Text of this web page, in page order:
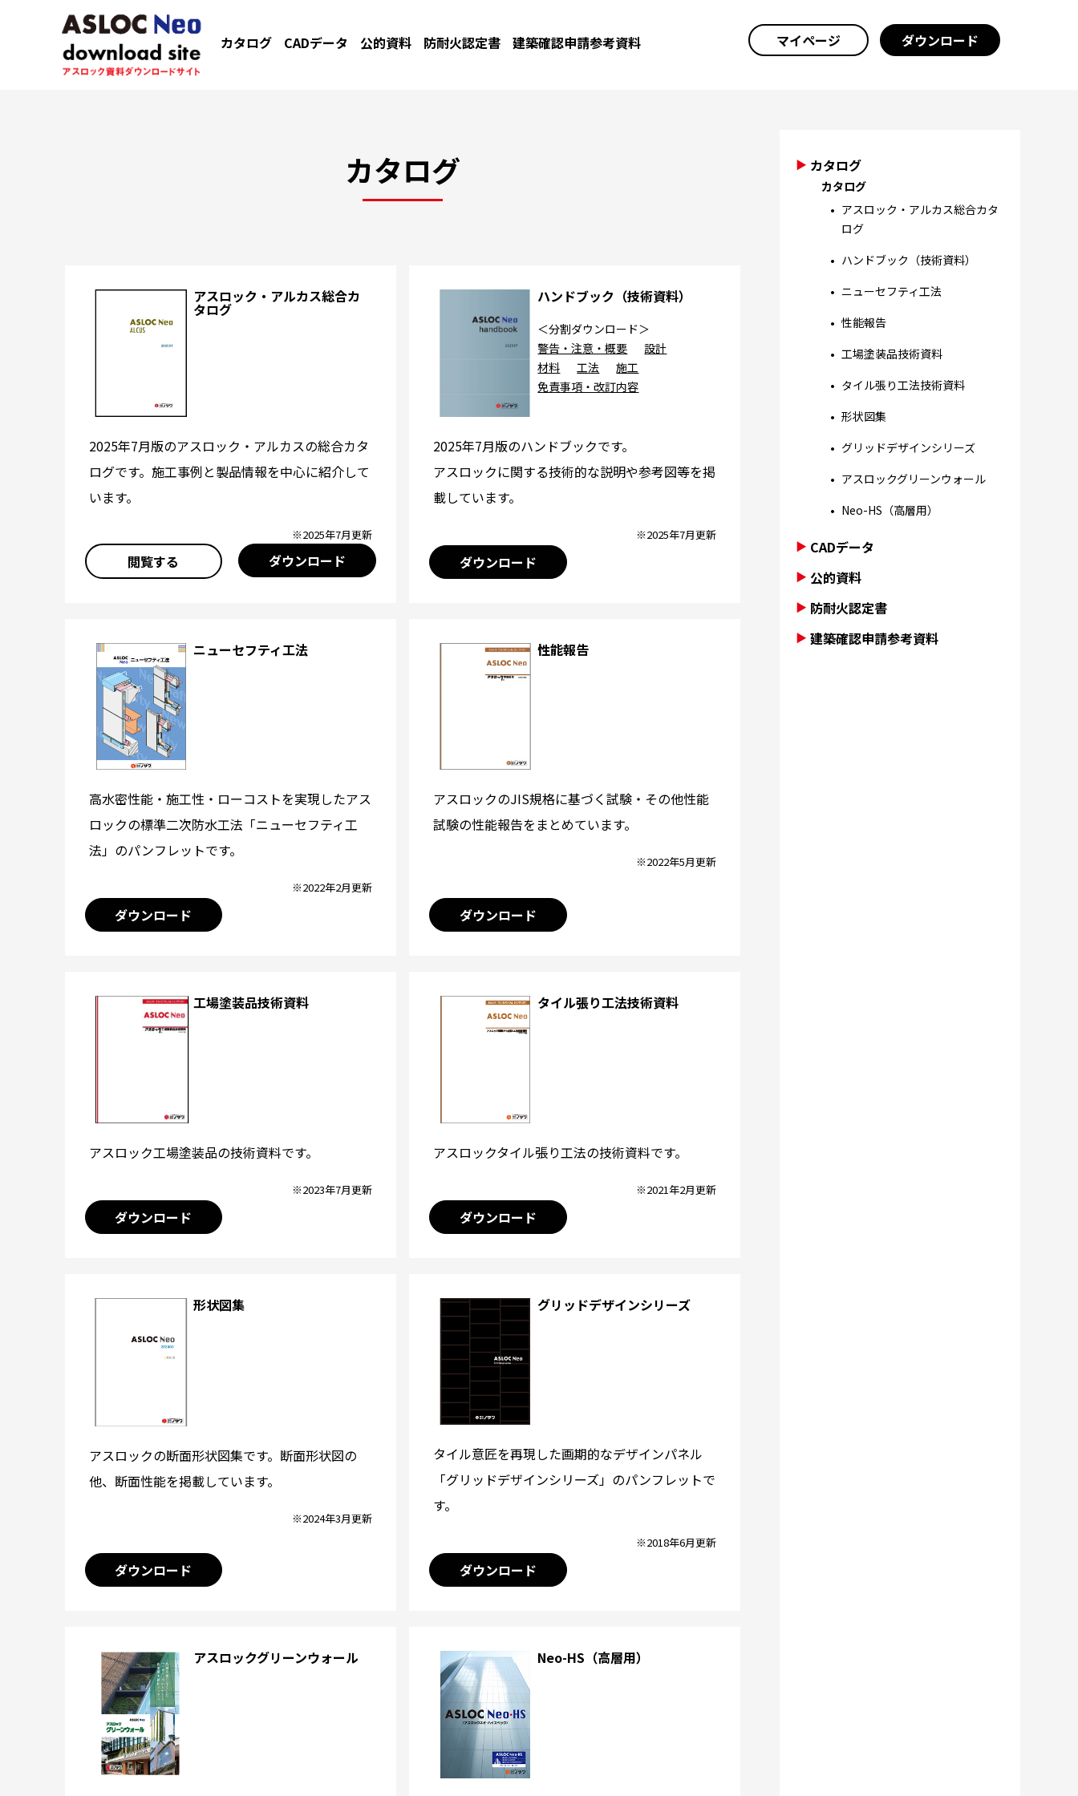
カタログ CADデータ 公的資料 防耐火認定書 建築確認申請参考資料 マイページ ダウンロード
カタログ
アスロック・アルカス総合カ
タログ
2025年7月版のアスロック・アルカスの総合カタ
ログです。施工事例と製品情報を中心に紹介して
います。
※2025年7月更新
閲覧する ダウンロード
ハンドブック（技術資料）
＜分割ダウンロード＞
警告・注意・概要
設計
材料
工法
施工
免責事項・改訂内容
2025年7月版のハンドブックです。
アスロックに関する技術的な説明や参考図等を掲
載しています。
※2025年7月更新
ダウンロード
ニューセフティ工法
高水密性能・施工性・ローコストを実現したアス
ロックの標準二次防水工法「ニューセフティ工
法」のパンフレットです。
※2022年2月更新
ダウンロード
性能報告
アスロックのJIS規格に基づく試験・その他性能
試験の性能報告をまとめています。
※2022年5月更新
ダウンロード
工場塗装品技術資料
アスロック工場塗装品の技術資料です。
※2023年7月更新
ダウンロード
タイル張り工法技術資料
アスロックタイル張り工法の技術資料です。
※2021年2月更新
ダウンロード
形状図集
アスロックの断面形状図集です。断面形状図の
他、断面性能を掲載しています。
※2024年3月更新
ダウンロード
グリッドデザインシリーズ
タイル意匠を再現した画期的なデザインパネル
「グリッドデザインシリーズ」のパンフレットで
す。
※2018年6月更新
ダウンロード
アスロックグリーンウォール Neo-HS（高層用）
カタログ
カタログ
アスロック・アルカス総合カタ
ログ
ハンドブック（技術資料）
ニューセフティ工法
性能報告
工場塗装品技術資料
タイル張り工法技術資料
形状図集
グリッドデザインシリーズ
アスロックグリーンウォール
Neo-HS（高層用）
CADデータ
公的資料
防耐火認定書
建築確認申請参考資料